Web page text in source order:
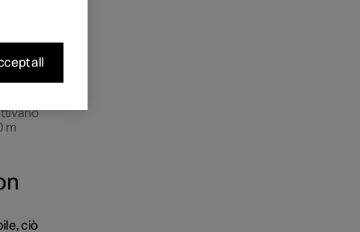
m
ciò
all